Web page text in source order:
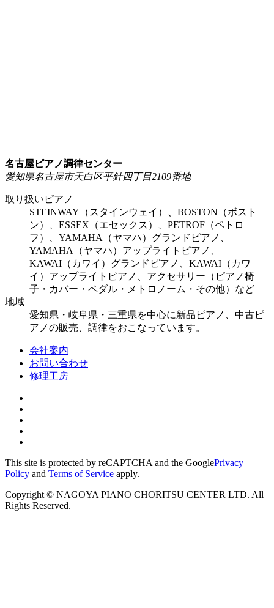
名古屋ピアノ調律センター
愛知県名古屋市天白区平針四丁目2109番地
取り扱いピアノ
STEINWAY（スタインウェイ）、BOSTON（ボスト
ン）、ESSEX（エセックス）、PETROF（ペトロ
フ）、YAMAHA（ヤマハ）グランドピアノ、
YAMAHA（ヤマハ）アップライトピアノ、
KAWAI（カワイ）グランドピアノ、KAWAI（カワ
イ）アップライトピアノ、アクセサリー（ピアノ椅
子・カバー・ペダル・メトロノーム・その他）など
地域
愛知県・岐阜県・三重県を中心に新品ピアノ、中古ピ
アノの販売、調律をおこなっています。
会社案内
お問い合わせ
修理工房
This site is protected by reCAPTCHA and the GooglePrivacy
Policy and Terms of Service apply.
Copyright © NAGOYA PIANO CHORITSU CENTER LTD. All
Rights Reserved.